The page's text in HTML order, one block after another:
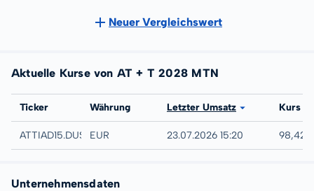
Neuer Vergleichswert
Aktuelle Kurse von AT + T 2028 MTN
Börse
Ticker Währung Letzter Umsatz Kurs
Düsseldorf
ATTIAD15.DUSBEUR 23.07.2026 15:20 98,42
Unternehmensdaten